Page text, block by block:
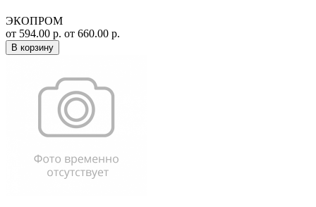
ЭКОПРОМ
от 594.00 р. от 660.00 р.
В корзину